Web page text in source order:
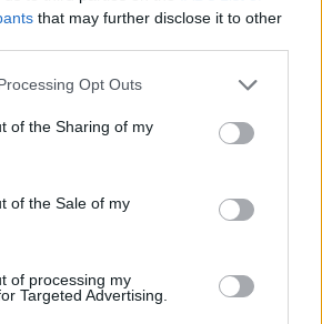
that may further disclose it to other
website/app uses one or more Google
or usage behaviour. You may click to
to Google and its third-party tags to
specified purposes in below Google
Opt Outs
of the Sharing of my
of the Sale of my
of processing my
Targeted Advertising.
δημοσίευση στο Instagram.